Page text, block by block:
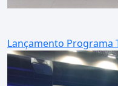
Lançamento Programa